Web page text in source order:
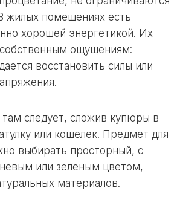
жилых помещениях есть
хорошей энергетикой. Их
ощущениям:
восстановить силы или
там следует, сложив купюры в
или кошелек. Предмет для
выбирать просторный, с
или зеленым цветом,
материалов.